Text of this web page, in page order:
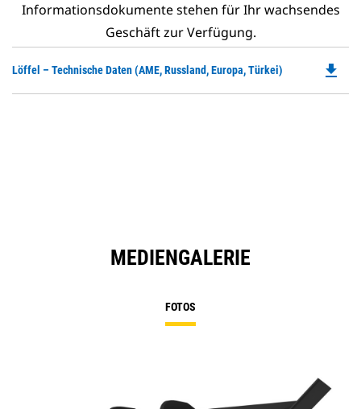
Informationsdokumente stehen für Ihr wachsendes
Geschäft zur Verfügung.
Löffel – Technische Daten (AME, Russland, Europa, Türkei) file_download
MEDIENGALERIE
FOTOS